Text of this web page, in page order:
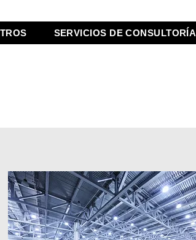
SERVICIOS DE CONSULTORÍA